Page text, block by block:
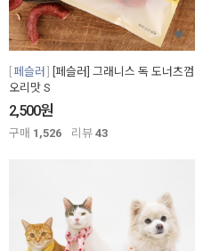
페슬러
[페슬러] 그래니스 독 도너츠껌
오리맛 S
2,500원
구매 1,526 리뷰 43